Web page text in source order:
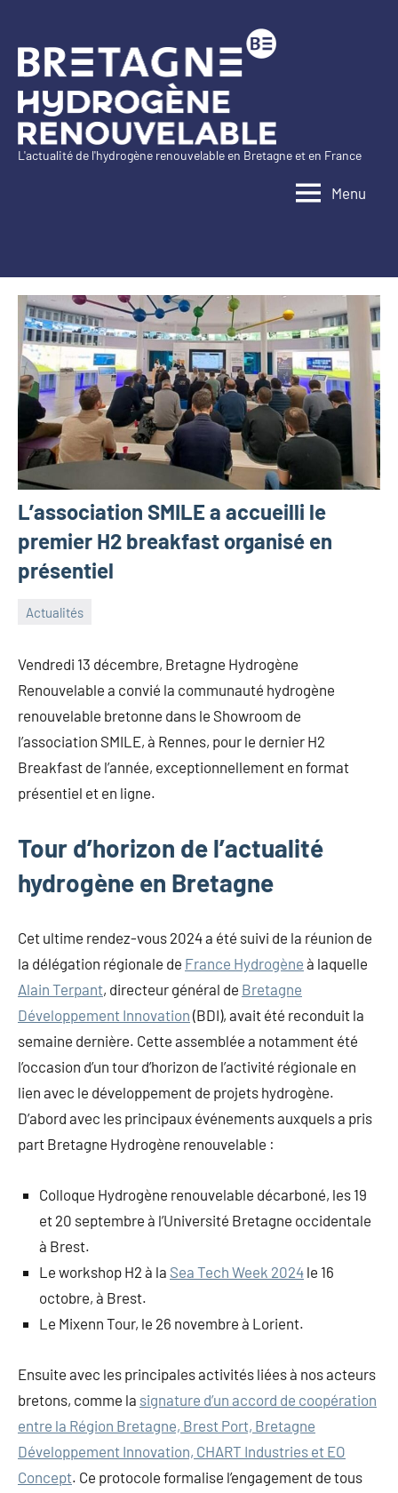
contenu
Bretagne
L'actualité de l'hydrogène renouvelable en Bretagne et en France
Menu
L’association SMILE a accueilli le
premier H2 breakfast organisé en
présentiel
Actualités
2024
Vendredi 13 décembre, Bretagne Hydrogène
Renouvelable a convié la communauté hydrogène
renouvelable bretonne dans le Showroom de
l’association SMILE, à Rennes, pour le dernier H2
Breakfast de l’année, exceptionnellement en format
présentiel et en ligne.
Tour d’horizon de l’actualité
hydrogène en Bretagne
Cet ultime rendez-vous 2024 a été suivi de la réunion de
la délégation régionale de France Hydrogène à laquelle
Alain Terpant, directeur général de Bretagne
Développement Innovation (BDI), avait été reconduit la
semaine dernière. Cette assemblée a notamment été
l’occasion d’un tour d’horizon de l’activité régionale en
lien avec le développement de projets hydrogène.
D’abord avec les principaux événements auxquels a pris
part Bretagne Hydrogène renouvelable :
Colloque Hydrogène renouvelable décarboné, les 19
et 20 septembre à l’Université Bretagne occidentale
à Brest.
Le workshop H2 à la Sea Tech Week 2024 le 16
octobre, à Brest.
Le Mixenn Tour, le 26 novembre à Lorient.
Ensuite avec les principales activités liées à nos acteurs
bretons, comme la signature d’un accord de coopération
entre la Région Bretagne, Brest Port, Bretagne
Développement Innovation, CHART Industries et EO
Concept. Ce protocole formalise l’engagement de tous